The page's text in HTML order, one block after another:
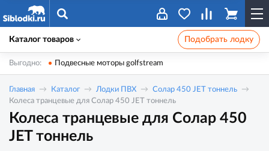
Каталог товаров Подобрать лодку
Выгодно: Подвесные моторы golfstream
Главная Каталог Лодки ПВХ
Солар 450 JET тоннель
Колеса транцевые для Солар 450 JET тоннель
Колеса транцевые для Солар 450
JET тоннель